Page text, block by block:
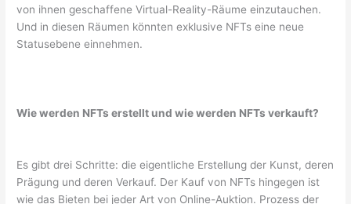
von ihnen geschaffene Virtual-Reality-Räume einzutauchen.
Und in diesen Räumen könnten exklusive NFTs eine neue
Statusebene einnehmen.
Wie werden NFTs erstellt und wie werden NFTs verkauft?
Es gibt drei Schritte: die eigentliche Erstellung der Kunst, deren
Prägung und deren Verkauf. Der Kauf von NFTs hingegen ist
wie das Bieten bei jeder Art von Online-Auktion. Prozess der